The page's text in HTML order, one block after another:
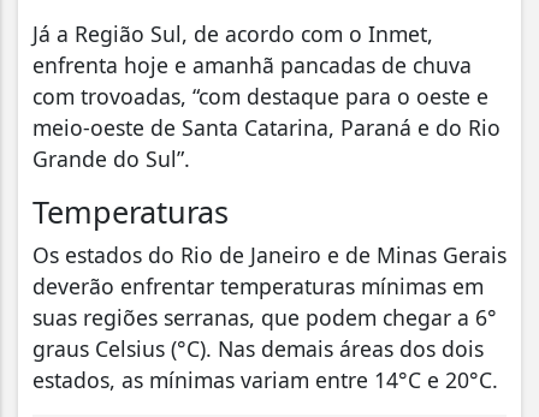
Já a Região Sul, de acordo com o Inmet,
enfrenta hoje e amanhã pancadas de chuva
com trovoadas, “com destaque para o oeste e
meio-oeste de Santa Catarina, Paraná e do Rio
Grande do Sul”.
Temperaturas
Os estados do Rio de Janeiro e de Minas Gerais
deverão enfrentar temperaturas mínimas em
suas regiões serranas, que podem chegar a 6°
graus Celsius (°C). Nas demais áreas dos dois
estados, as mínimas variam entre 14°C e 20°C.